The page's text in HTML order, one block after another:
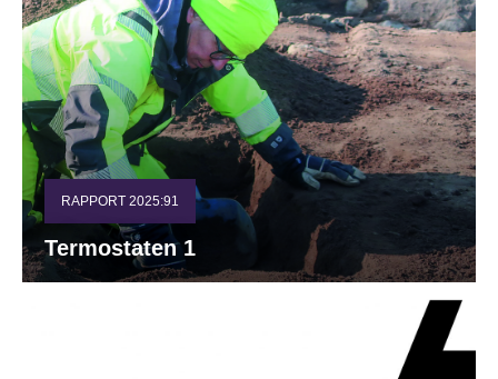
RAPPORT 2025:91
Termostaten 1